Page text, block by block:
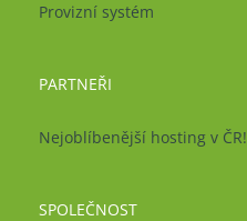
Provizní systém
PARTNEŘI
Nejoblíbenější hosting v ČR!
SPOLEČNOST